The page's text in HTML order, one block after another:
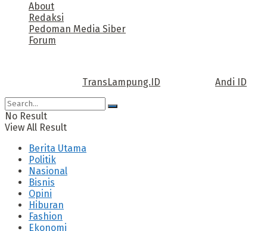
About
Redaksi
Pedoman Media Siber
Forum
TransLampung.ID Andi ID
No Result
View All Result
Berita Utama
Politik
Nasional
Bisnis
Opini
Hiburan
Fashion
Ekonomi